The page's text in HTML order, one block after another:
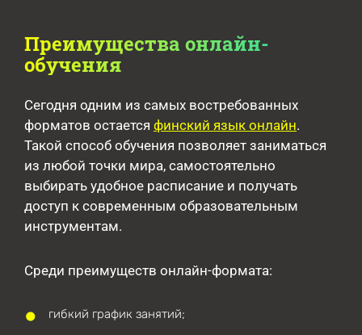
Преимущества онлайн-
обучения
Сегодня одним из самых востребованных
форматов остается финский язык онлайн.
Такой способ обучения позволяет заниматься
из любой точки мира, самостоятельно
выбирать удобное расписание и получать
доступ к современным образовательным
инструментам.
Среди преимуществ онлайн-формата:
гибкий график занятий;